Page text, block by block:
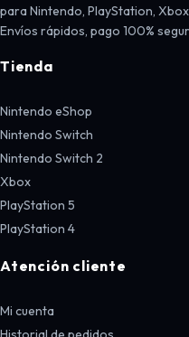
para Nintendo, PlayStation,
Envíos rápidos, pago 100%
Tienda
Nintendo eShop
Nintendo Switch
Nintendo Switch 2
Xbox
PlayStation 5
PlayStation 4
Atención cliente
Mi cuenta